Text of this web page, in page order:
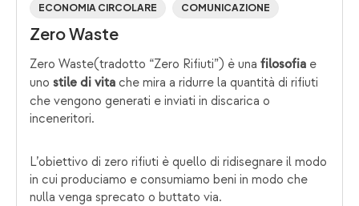
ECONOMIA CIRCOLARE COMUNICAZIONE
Zero Waste
Zero Waste(tradotto “Zero Rifiuti”) è una filosofia e
uno stile di vita che mira a ridurre la quantità di rifiuti
che vengono generati e inviati in discarica o
inceneritori.
L’obiettivo di zero rifiuti è quello di ridisegnare il modo
in cui produciamo e consumiamo beni in modo che
nulla venga sprecato o buttato via.